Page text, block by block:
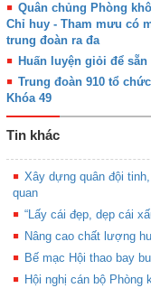
Quân chủng Phòng
Chỉ huy - Tham mưu có
trung đoàn ra đa
Huấn luyện giỏi để
Trung đoàn 910 tổ
Khóa 49
Tin khác
Xây dựng quân đội
quan
“Lấy cái đẹp, dẹp cái
Nâng cao chất lượng
Bế mạc Hội thao bay
Hội nghị cán bộ Phòng